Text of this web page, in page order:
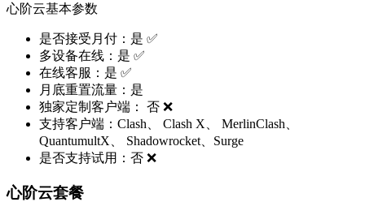
心阶云基本参数
是否接受月付：是 ✅
多设备在线：是 ✅
在线客服：是 ✅
月底重置流量：是
独家定制客户端： 否 ❌
支持客户端：Clash、 Clash X、 MerlinClash、
QuantumultX、 Shadowrocket、Surge
是否支持试用：否 ❌
心阶云套餐